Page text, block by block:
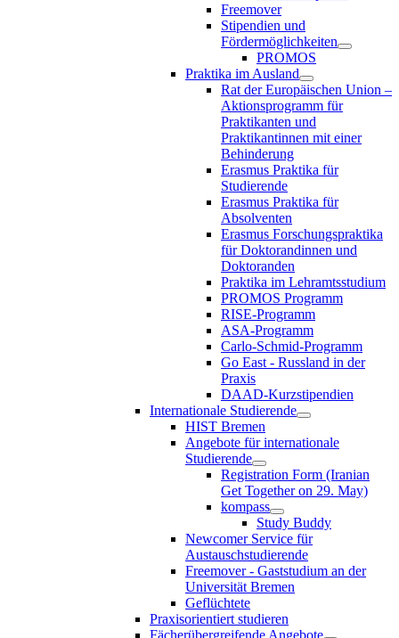
Freemover
Stipendien und
Fördermöglichkeiten
PROMOS
Praktika im Ausland
Rat der Europäischen Union –
Aktionsprogramm für
Praktikanten und
Praktikantinnen mit einer
Behinderung
Erasmus Praktika für
Studierende
Erasmus Praktika für
Absolventen
Erasmus Forschungspraktika
für Doktorandinnen und
Doktoranden
Praktika im Lehramtsstudium
PROMOS Programm
RISE-Programm
ASA-Programm
Carlo-Schmid-Programm
Go East - Russland in der
Praxis
DAAD-Kurzstipendien
Internationale Studierende
HIST Bremen
Angebote für internationale
Studierende
Registration Form (Iranian
Get Together on 29. May)
kompass
Study Buddy
Newcomer Service für
Austauschstudierende
Freemover - Gaststudium an der
Universität Bremen
Geflüchtete
Praxisorientiert studieren
Fächerübergreifende Angebote